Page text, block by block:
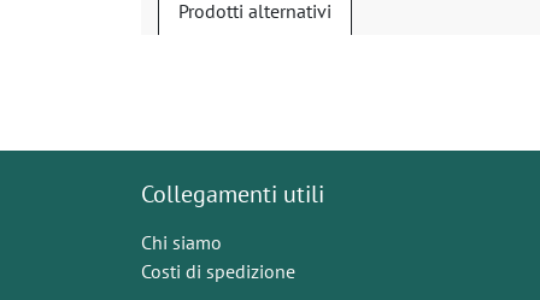
Prodotti alternativi
Collegamenti utili
Chi siamo
Costi di spedizione